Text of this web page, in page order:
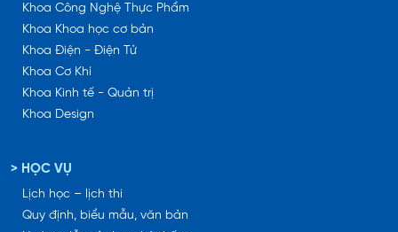
Khoa Công Nghệ Thực Phẩm
Khoa Khoa học cơ bản
Khoa Điện - Điện Tử
Khoa Cơ Khí
Khoa Kinh tế - Quản trị
Khoa Design
> HỌC VỤ
Lịch học – lịch thi
Quy định, biểu mẫu, văn bản